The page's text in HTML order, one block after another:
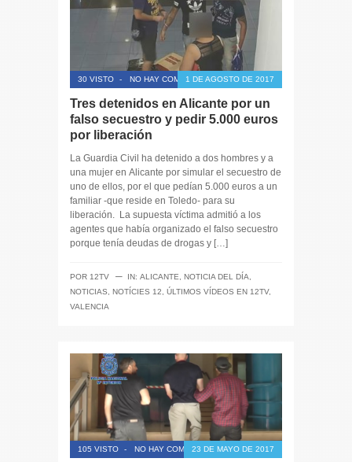
30 VISTO - NO HAY COMENTARIOS1 DE AGOSTO DE 2017
Tres detenidos en Alicante por un
falso secuestro y pedir 5.000 euros
por liberación
La Guardia Civil ha detenido a dos hombres y a
una mujer en Alicante por simular el secuestro de
uno de ellos, por el que pedían 5.000 euros a un
familiar -que reside en Toledo- para su
liberación. La supuesta víctima admitió a los
agentes que había organizado el falso secuestro
porque tenía deudas de drogas y […]
POR 12TV ─ IN: ALICANTE, NOTICIA DEL DÍA,
NOTICIAS, NOTÍCIES 12, ÚLTIMOS VÍDEOS EN 12TV,
VALENCIA
105 VISTO - NO HAY COMENTARIOS23 DE MAYO DE 2017